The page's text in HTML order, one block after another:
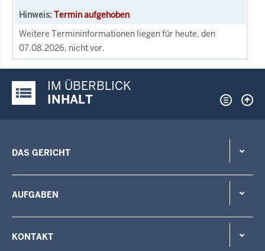
Termin aufgehoben
Weitere Termininformationen liegen für heute, den
07.08.2026, nicht vor.
Justiz-Portal im Überblick:
IM ÜBERBLICK
INHALT
DAS GERICHT
AUFGABEN
KONTAKT